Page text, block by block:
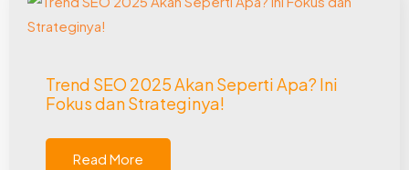
Trend SEO 2025 Akan Seperti Apa? Ini
Fokus dan Strateginya!
Read More